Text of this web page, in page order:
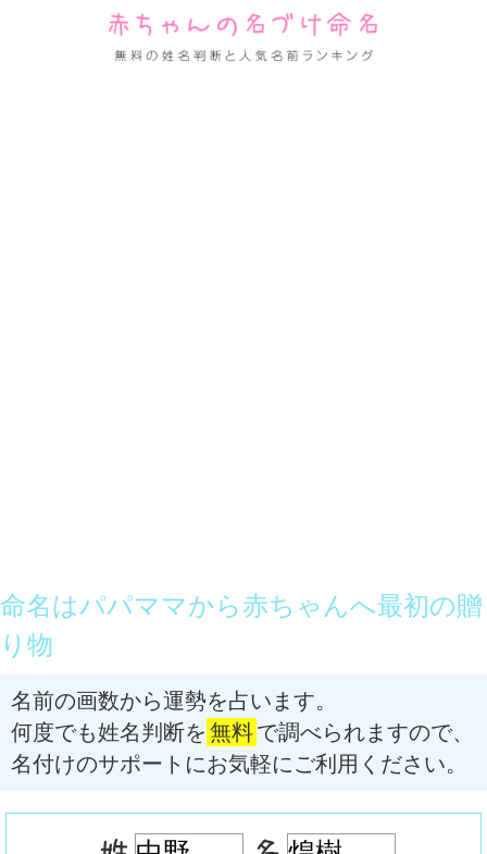
命名はパパママから赤ちゃんへ最初の贈
り物
名前の画数から運勢を占います。
何度でも姓名判断を 無料で調べられますので、
名付けのサポートにお気軽にご利用ください。